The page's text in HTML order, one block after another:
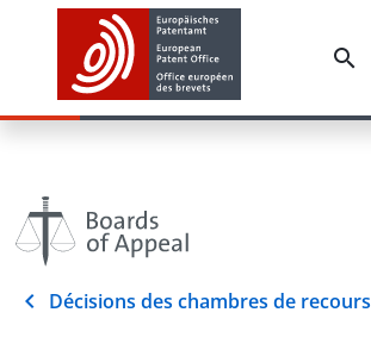
Décisions des chambres de recours